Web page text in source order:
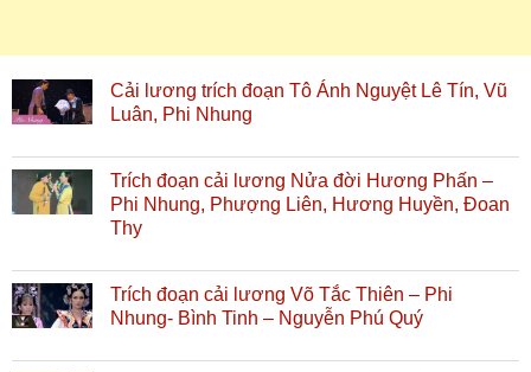
Cải lương trích đoạn Tô Ánh Nguyệt Lê Tín, Vũ
Luân, Phi Nhung
Trích đoạn cải lương Nửa đời Hương Phấn –
Phi Nhung, Phượng Liên, Hương Huyền, Đoan
Thy
Trích đoạn cải lương Võ Tắc Thiên – Phi
Nhung- Bình Tinh – Nguyễn Phú Quý